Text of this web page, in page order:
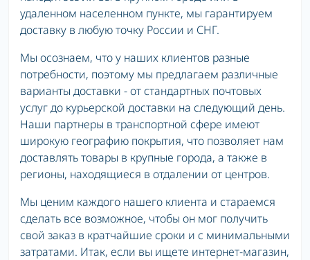
удаленном населенном пункте, мы гарантируем
доставку в любую точку России и СНГ.
Мы осознаем, что у наших клиентов разные
потребности, поэтому мы предлагаем различные
варианты доставки - от стандартных почтовых
услуг до курьерской доставки на следующий день.
Наши партнеры в транспортной сфере имеют
широкую географию покрытия, что позволяет нам
доставлять товары в крупные города, а также в
регионы, находящиеся в отдалении от центров.
Мы ценим каждого нашего клиента и стараемся
сделать все возможное, чтобы он мог получить
свой заказ в кратчайшие сроки и с минимальными
затратами. Итак, если вы ищете интернет-магазин,